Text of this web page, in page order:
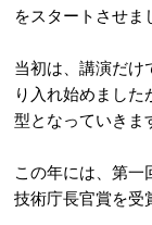
をスタートさせま
当初は、講演だけ
り入れ始めまし
型となっていきま
この年には、 第一
技術庁長官賞を受